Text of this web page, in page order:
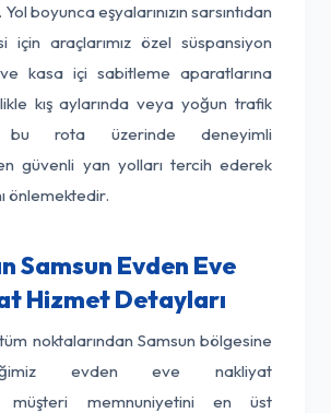
boyunca eşyalarınızın sarsıntıdan
için araçlarımız özel süspansiyon
kasa içi sabitleme aparatlarına
kış aylarında veya yoğun trafik
bu rota üzerinde deneyimli
güvenli yan yolları tercih ederek
önlemektedir.
Samsun Evden Eve
Hizmet Detayları
noktalarından Samsun bölgesine
evden eve nakliyat
müşteri memnuniyetini en üst